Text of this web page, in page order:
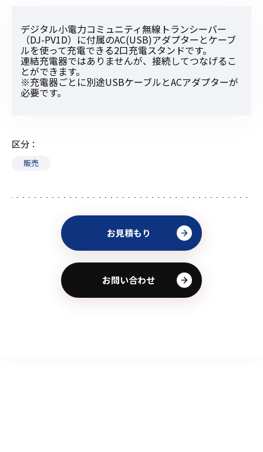
デジタル小電力コミュニティ無線トランシーバー
（DJ-PV1D）に付属のAC(USB)アダプターとケーブ
ルを使って充電できる2口充電スタンドです。
連結充電器ではありませんが、接続してつなげるこ
とができます。
※充電器ごとに別途USBケーブルとACアダプターが
必要です。
区分
販売
お見積もり
お問い合わせ